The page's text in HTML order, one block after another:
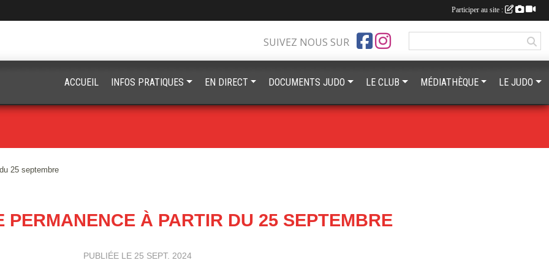
25 septembre
PERMANENCE À PARTIR DU 25 SEPTEMBRE
PUBLIÉE LE 25 SEPT. 2024
SUIVEZ NOUS SUR
ACCUEIL INFOS PRATIQUES EN DIRECT DOCUMENTS JUDO LE CLUB MÉDIATHÈQUE LE JUDO
Participer au site :